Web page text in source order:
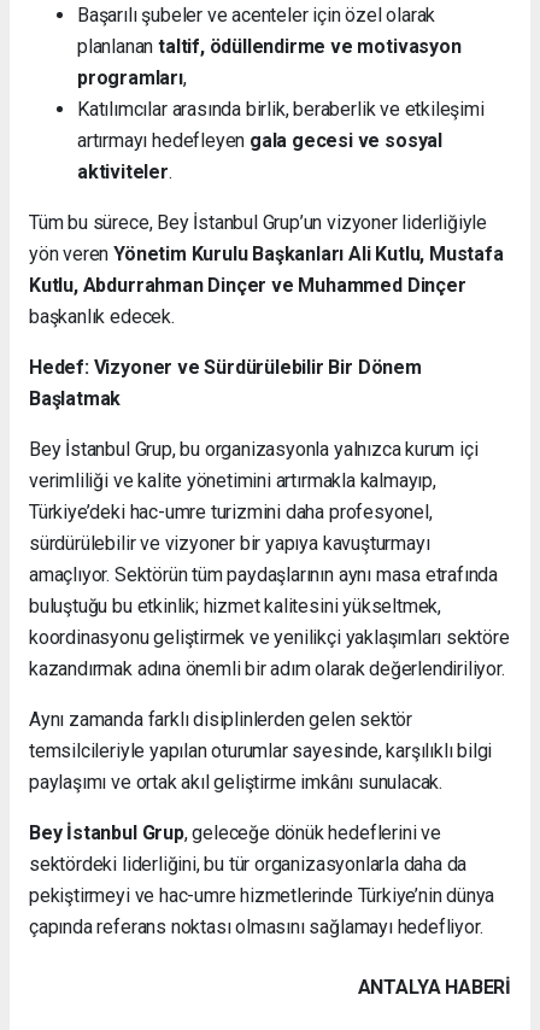
Başarılı şubeler ve acenteler için özel olarak
planlanantaltif, ödüllendirme ve motivasyon
programları,
Katılımcılar arasında birlik, beraberlik ve etkileşimi
artırmayı hedefleyen gala gecesi ve sosyal
aktiviteler.
Tüm bu sürece, Bey İstanbul Grup’un vizyoner liderliğiyle
yön verenYönetim Kurulu Başkanları Ali Kutlu, Mustafa
Kutlu, Abdurrahman Dinçer ve Muhammed Dinçer
başkanlık edecek.
Hedef: Vizyoner ve Sürdürülebilir Bir Dönem
Başlatmak
Bey İstanbul Grup, bu organizasyonla yalnızca kurum içi
verimliliği ve kalite yönetimini artırmakla kalmayıp,
Türkiye’deki hac-umre turizmini daha profesyonel,
sürdürülebilir ve vizyoner bir yapıya kavuşturmayı
amaçlıyor. Sektörün tüm paydaşlarının aynı masa etrafında
buluştuğu bu etkinlik; hizmet kalitesini yükseltmek,
koordinasyonu geliştirmek ve yenilikçi yaklaşımları sektöre
kazandırmak adına önemli bir adım olarak değerlendiriliyor.
Aynı zamanda farklı disiplinlerden gelen sektör
temsilcileriyle yapılan oturumlar sayesinde, karşılıklı bilgi
paylaşımı ve ortak akıl geliştirme imkânı sunulacak.
Bey İstanbul Grup, geleceğe dönük hedeflerini ve
sektördeki liderliğini, bu tür organizasyonlarla daha da
pekiştirmeyi ve hac-umre hizmetlerinde Türkiye’nin dünya
çapında referans noktası olmasını sağlamayı hedefliyor.
ANTALYA HABERİ